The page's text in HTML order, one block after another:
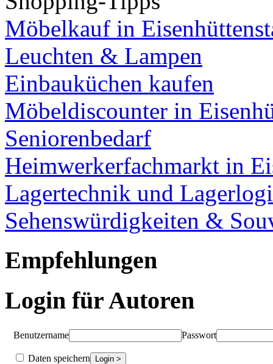
Möbelkauf in
Leuchten & Lampen
Einbauküchen kaufen
Möbeldiscounter in
Seniorenbedarf
Heimwerkerfachmarkt in
Lagertechnik und
Sehenswürdigkeiten &
Empfehlungen
Login für Autoren
Benutzername Passwort
Daten speichern